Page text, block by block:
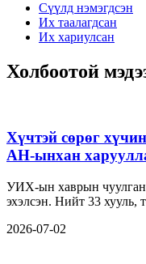
Сүүлд нэмэгдсэн
Их таалагдсан
Их хариулсан
Холбоотой
Хүчтэй сөрөг
АН-ынхан
УИХ-ын хаврын чуулган
эхэлсэн. Нийт 33 хууль,
2026-07-02